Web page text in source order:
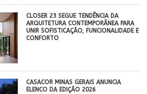
CLOSER 23 SEGUE TENDÊNCIA DA
ARQUITETURA CONTEMPORÂNEA PARA
UNIR SOFISTICAÇÃO, FUNCIONALIDADE E
CONFORTO
CASACOR MINAS GERAIS ANUNCIA
ELENCO DA EDIÇÃO 2026